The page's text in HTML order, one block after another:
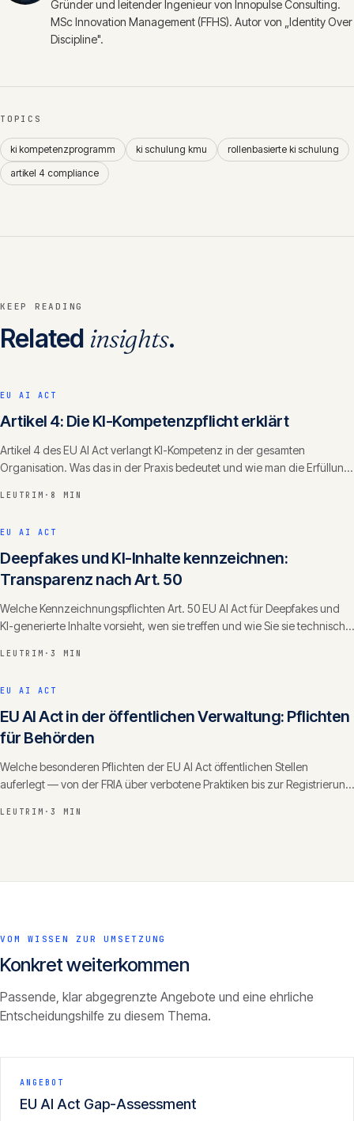
Gründer und leitender Ingenieur von Innopulse Consulting.
MSc Innovation Management (FFHS). Autor von „Identity Over
Discipline".
TOPICS
ki kompetenzprogramm ki schulung kmu
rollenbasierte ki schulung
artikel 4 compliance
KEEP READING
Related insights.
EU AI ACT
Artikel 4: Die KI-Kompetenzpflicht erklärt
Artikel 4 des EU AI Act verlangt KI-Kompetenz in der gesamten
Organisation. Was das in der Praxis bedeutet und wie man die Erfüllung
LEUTRIM · 8 MIN
EU AI ACT
Deepfakes und KI-Inhalte kennzeichnen:
Transparenz nach Art. 50
Welche Kennzeichnungspflichten Art. 50 EU AI Act für Deepfakes und
KI-generierte Inhalte vorsieht, wen sie treffen und wie Sie sie technisch
LEUTRIM · 3 MIN
EU AI ACT
EU AI Act in der öffentlichen Verwaltung: Pflichten
für Behörden
Welche besonderen Pflichten der EU AI Act öffentlichen Stellen
auferlegt — von der FRIA über verbotene Praktiken bis zur Registrierung
LEUTRIM · 3 MIN
VOM WISSEN ZUR UMSETZUNG
Konkret weiterkommen
Passende, klar abgegrenzte Angebote und eine ehrliche
Entscheidungshilfe zu diesem Thema.
ANGEBOT
EU AI Act Gap-Assessment